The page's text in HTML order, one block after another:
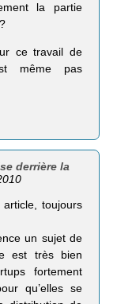
la partie
ce travail de
même pas
derrière la
toujours
un sujet de
est très bien
fortement
qu’elles se